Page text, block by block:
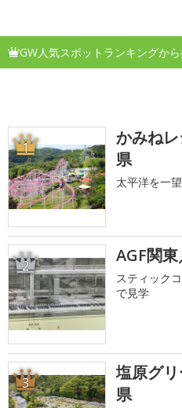
GW人気スポットランキングから
1
かみね
県
太平洋を一
2 AGF関
スティック
で見学
3
塩原グ
県